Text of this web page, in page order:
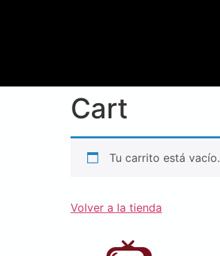
Cart
Tu carrito está vacío.
Volver a la tienda